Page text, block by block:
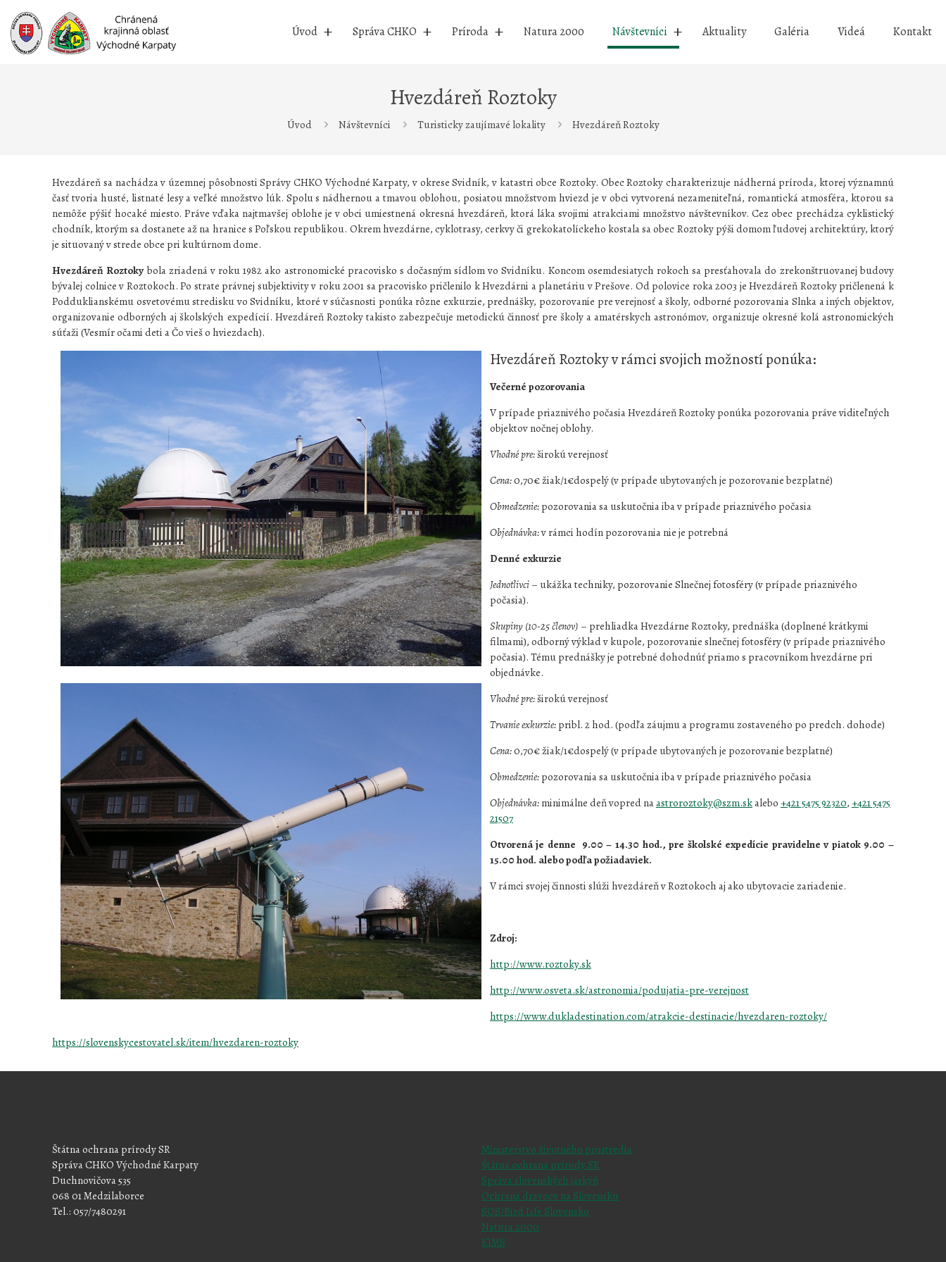
obsah
Úvod Správa CHKO Príroda Natura 2000 Návštevníci Aktuality Galéria Videá Kontakt
Hvezdáreň Roztoky
Úvod Návštevníci Turisticky zaujímavé lokality Hvezdáreň Roztoky
Hvezdáreň sa nachádza v územnej pôsobnosti Správy CHKO Východné Karpaty, v okrese Svidník, v katastri obce Roztoky. Obec Roztoky charakterizuje nádherná príroda, ktorej významnú
časť tvoria husté, listnaté lesy a veľké množstvo lúk. Spolu s nádhernou a tmavou oblohou, posiatou množstvom hviezd je v obci vytvorená nezameniteľná, romantická atmosféra, ktorou sa
nemôže pýšiť hocaké miesto. Práve vďaka najtmavšej oblohe je v obci umiestnená okresná hvezdáreň, ktorá láka svojimi atrakciami množstvo návštevníkov. Cez obec prechádza cyklistický
chodník, ktorým sa dostanete až na hranice s Poľskou republikou. Okrem hvezdárne, cyklotrasy, cerkvy či grekokatolíckeho kostala sa obec Roztoky pýši domom ľudovej architektúry, ktorý
je situovaný v strede obce pri kultúrnom dome.
Hvezdáreň Roztokybola zriadená v roku 1982 ako astronomické pracovisko s dočasným sídlom vo Svidníku. Koncom osemdesiatych rokoch sa presťahovala do zrekonštruovanej budovy
bývalej colnice v Roztokoch. Po strate právnej subjektivity v roku 2001 sa pracovisko pričlenilo k Hvezdárni a planetáriu v Prešove. Od polovice roka 2003 je Hvezdáreň Roztoky pričlenená k
Podduklianskému osvetovému stredisku vo Svidníku, ktoré v súčasnosti ponúka rôzne exkurzie, prednášky, pozorovanie pre verejnosť a školy, odborné pozorovania Slnka a iných objektov,
organizovanie odborných aj školských expedícií. Hvezdáreň Roztoky takisto zabezpečuje metodickú činnosť pre školy a amatérskych astronómov, organizuje okresné kolá astronomických
súťaži (Vesmír očami deti a Čo vieš o hviezdach).
Hvezdáreň Roztoky v rámci svojich možností ponúka:
Večerné pozorovania
V prípade priaznivého počasia Hvezdáreň Roztoky ponúka pozorovania práve viditeľných
objektov nočnej oblohy.
Vhodné pre:širokú verejnosť
Cena:0,70€ žiak/1€dospelý (v prípade ubytovaných je pozorovanie bezplatné)
Obmedzenie:pozorovania sa uskutočnia iba v prípade priaznivého počasia
Objednávka:v rámci hodín pozorovania nie je potrebná
Denné exkurzie
Jednotlivci– ukážka techniky, pozorovanie Slnečnej fotosféry (v prípade priaznivého
počasia).
Skupiny (10-25 členov) – prehliadka Hvezdárne Roztoky, prednáška (doplnené krátkymi
filmami), odborný výklad v kupole, pozorovanie slnečnej fotosféry (v prípade priaznivého
počasia). Tému prednášky je potrebné dohodnúť priamo s pracovníkom hvezdárne pri
objednávke.
Vhodné pre:širokú verejnosť
Trvanie exkurzie:pribl. 2 hod. (podľa záujmu a programu zostaveného po predch. dohode)
Cena:0,70€ žiak/1€dospelý (v prípade ubytovaných je pozorovanie bezplatné)
Obmedzenie:pozorovania sa uskutočnia iba v prípade priaznivého počasia
Objednávka:minimálne deň vopred naastroroztoky@szm.skalebo +421 5475 92320, +421 5475
21507
Otvorená je denne 9.00 – 14.30 hod., pre školské expedície pravidelne v piatok 9.00 –
15.00 hod. alebo podľa požiadaviek.
V rámci svojej činnosti slúži hvezdáreň v Roztokoch aj ako ubytovacie zariadenie.
Zdroj:
http://www.roztoky.sk
http://www.osveta.sk/astronomia/podujatia-pre-verejnost
https://www.dukladestination.com/atrakcie-destinacie/hvezdaren-roztoky/
https://slovenskycestovatel.sk/item/hvezdaren-roztoky
Štátna ochrana prírody SR
Správa CHKO Východné Karpaty
Duchnovičova 535
068 01 Medzilaborce
Tel.: 057/7480291
Ministerstvo životného prostredia
Štátna ochrana prírody SR
Správa slovenských jaskýň
Ochrana dravcov na Slovensku
SOS/Bird Life Slovensko
Natura 2000
KIMS